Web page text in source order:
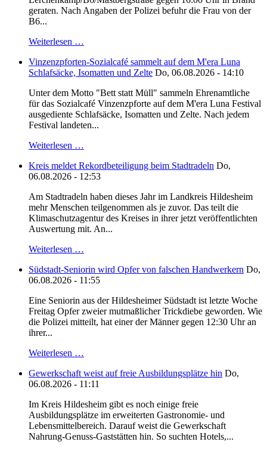
geraten. Nach Angaben der Polizei befuhr die Frau von der
B6...
Weiterlesen …
Vinzenzpforten-Sozialcafé sammelt auf dem M'era Luna
Schlafsäcke, Isomatten und Zelte Do, 06.08.2026 - 14:10
Unter dem Motto "Bett statt Müll" sammeln Ehrenamtliche
für das Sozialcafé Vinzenzpforte auf dem M'era Luna Festival
ausgediente Schlafsäcke, Isomatten und Zelte. Nach jedem
Festival landeten...
Weiterlesen …
Kreis meldet Rekordbeteiligung beim Stadtradeln Do,
06.08.2026 - 12:53
Am Stadtradeln haben dieses Jahr im Landkreis Hildesheim
mehr Menschen teilgenommen als je zuvor. Das teilt die
Klimaschutzagentur des Kreises in ihrer jetzt veröffentlichten
Auswertung mit. An...
Weiterlesen …
Südstadt-Seniorin wird Opfer von falschen Handwerkern Do,
06.08.2026 - 11:55
Eine Seniorin aus der Hildesheimer Südstadt ist letzte Woche
Freitag Opfer zweier mutmaßlicher Trickdiebe geworden. Wie
die Polizei mitteilt, hat einer der Männer gegen 12:30 Uhr an
ihrer...
Weiterlesen …
Gewerkschaft weist auf freie Ausbildungsplätze hin Do,
06.08.2026 - 11:11
Im Kreis Hildesheim gibt es noch einige freie
Ausbildungsplätze im erweiterten Gastronomie- und
Lebensmittelbereich. Darauf weist die Gewerkschaft
Nahrung-Genuss-Gaststätten hin. So suchten Hotels,...